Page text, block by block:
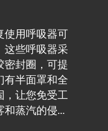
使用呼吸器可
这些呼吸器采
密封圈，可提
有半面罩和全
，让您免受工
和蒸汽的侵